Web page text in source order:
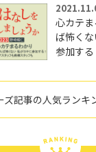
心カテ
ば怖く
参加す
ズ記事の人気ランキ